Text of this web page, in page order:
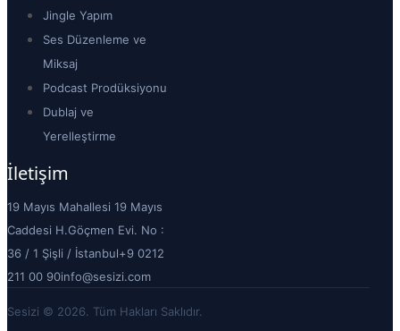
Jingle Yapım
Ses Düzenleme ve
Miksaj
Podcast Prodüksiyonu
Dublaj ve
Yerelleştirme
İletişim
19 Mayıs Mahallesi 19 Mayıs
Caddesi H.Göçmen Evi. No :
36 / 1 Şişli / İstanbul+9 0212
211 00 90info@sesizi.com
Sesizi © 2026. Tüm Hakları Saklıdır.